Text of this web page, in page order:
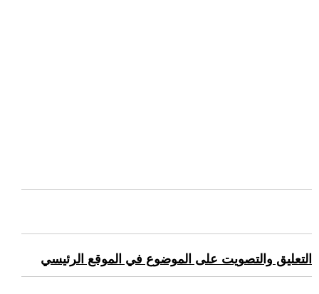
التعليق والتصويت على الموضوع في الموقع الرئيسي